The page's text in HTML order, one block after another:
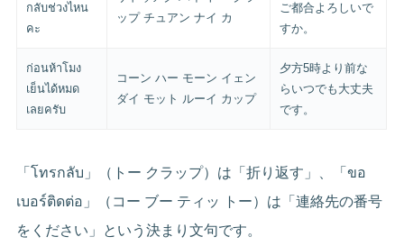
กลับช่วงไหน
คะ
ップ チュアン ナイ カ
ご都合よろしいで
すか。
ก่อนห้าโมง
เย็นได้หมด
เลยครับ
コーン ハー モーン イェン
ダイ モット ルーイ カップ
夕方5時より前な
らいつでも大丈夫
です。
「โทรกลับ」（トー クラップ）は「折り返す」、「ขอ
เบอร์ติดต่อ」（コー ブー ティッ トー）は「連絡先の番号
をください」という決まり文句です。